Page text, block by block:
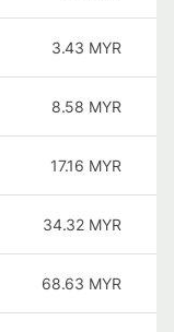
3.43 MYR
8.58 MYR
17.16 MYR
34.32 MYR
68.63 MYR